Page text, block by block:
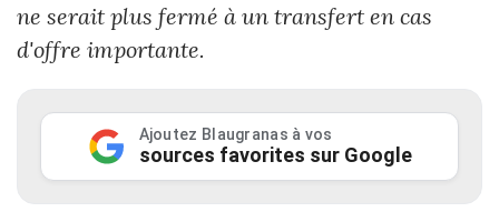
ne serait plus fermé à un transfert en cas
d'offre importante.
Ajoutez Blaugranas à vos
sources favorites sur Google